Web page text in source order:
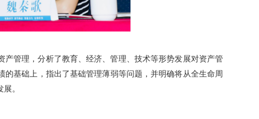
管理，分析了教育、经济、管理、技术等形势发展对资产管
基础上，指出了基础管理薄弱等问题，并明确将从全生命周
。